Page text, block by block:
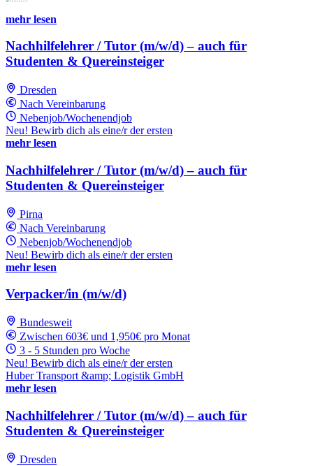
mehr lesen
Nachhilfelehrer / Tutor (m/w/d) – auch für
Studenten & Quereinsteiger
Dresden
Nach Vereinbarung
Nebenjob/Wochenendjob
Neu! Bewirb dich als eine/r der ersten
mehr lesen
Nachhilfelehrer / Tutor (m/w/d) – auch für
Studenten & Quereinsteiger
Pirna
Nach Vereinbarung
Nebenjob/Wochenendjob
Neu! Bewirb dich als eine/r der ersten
mehr lesen
Verpacker/in (m/w/d)
Bundesweit
Zwischen 603€ und 1,950€ pro Monat
3 - 5 Stunden pro Woche
Neu! Bewirb dich als eine/r der ersten
Huber Transport &amp; Logistik GmbH
mehr lesen
Nachhilfelehrer / Tutor (m/w/d) – auch für
Studenten & Quereinsteiger
Dresden